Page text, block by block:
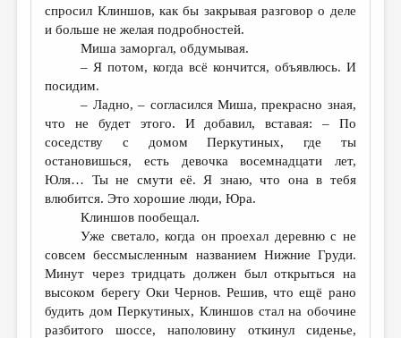
спросил Клиншов, как бы закрывая разговор о деле
и больше не желая подробностей.
Миша заморгал, обдумывая.
– Я потом, когда всё кончится, объявлюсь. И
посидим.
– Ладно, – согласился Миша, прекрасно зная,
что не будет этого. И добавил, вставая: – По
соседству с домом Перкутиных, где ты
остановишься, есть девочка восемнадцати лет,
Юля… Ты не смути её. Я знаю, что она в тебя
влюбится. Это хорошие люди, Юра.
Клиншов пообещал.
Уже светало, когда он проехал деревню с не
совсем бессмысленным названием Нижние Груди.
Минут через тридцать должен был открыться на
высоком берегу Оки Чернов. Решив, что ещё рано
будить дом Перкутиных, Клиншов стал на обочине
разбитого шоссе, наполовину откинул сиденье,